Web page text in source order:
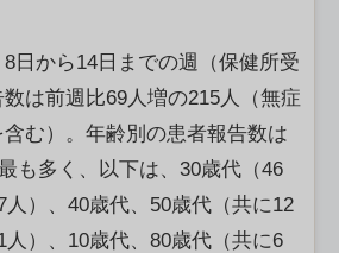
日から14日までの週（保健所受
は前週比69人増の215人（無症
む）。年齢別の患者報告数は
も多く、以下は、30歳代（46
人）、40歳代、50歳代（共に12
人）、10歳代、80歳代（共に6